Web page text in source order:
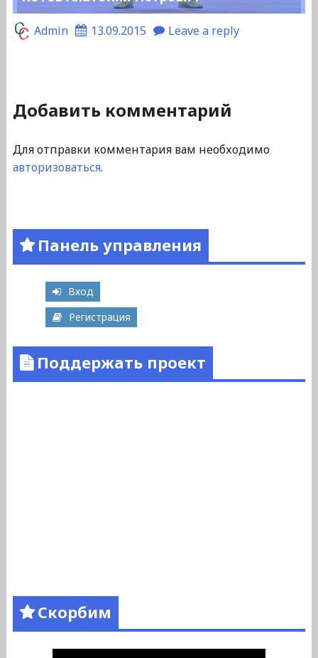
Admin 13.09.2015 Leave a reply
Добавить комментарий
Для отправки комментария вам необходимо
авторизоваться.
Панель управления
Вход
Регистрация
Поддержать проект
Скорбим